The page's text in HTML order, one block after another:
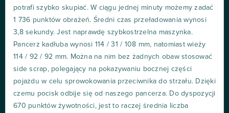
potrafi szybko skupiać. W ciągu jednej minuty możemy zadać
1 736 punktów obrażeń. Średni czas przeładowania wynosi
3,8 sekundy. Jest naprawdę szybkostrzelna maszynka.
Pancerz kadłuba wynosi 114 / 31 / 108 mm, natomiast wieży
114 / 92 / 92 mm. Można na nim bez żadnych obaw stosować
side scrap, polegający na pokazywaniu bocznej części
pojazdu w celu sprowokowania przeciwnika do strzału. Dzięki
czemu pocisk odbije się od naszego pancerza. Do dyspozycji
670 punktów żywotności, jest to raczej średnia liczba